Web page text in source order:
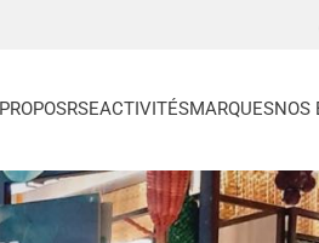
RSEACTIVITÉSMARQUESNOS